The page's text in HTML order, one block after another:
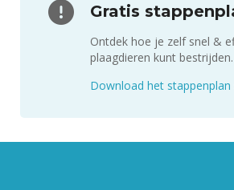
Gratis
Ontdek hoe je zelf snel &
plaagdieren kunt bestrijden.
Download het stappenplan